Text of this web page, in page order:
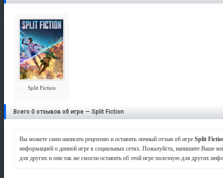
Split Fiction
Всего 0 отзывов об игре — Split Fiction
Вы можете сами написать рецензию и оставить личный отзыв об игре Split
информацией о данной игре в социальных сетях. Пожалуйста, напишите Ваше
для других и они так же смогли оставить об этой игре полезную для других